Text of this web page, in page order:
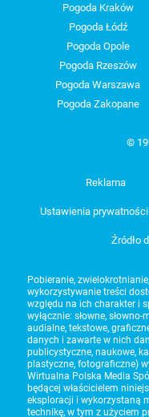
Pogoda Kraków
Pogoda Łódź
Pogoda Opole
Pogoda Rzeszów
Pogoda Warszawa
Pogoda Zakopane
©
Reklama
Ustawienia prywatności
Źródło
Pobieranie,
wykorzystywanie treści
względu na ich charakter i
wyłącznie: słowne,
audialne, tekstowe,
danych i zawarte w nich
publicystyczne, naukowe,
plastyczne, fotograficzne)
Wirtualna Polska Media
będącej właścicielem
eksploracji i wykorzystaną
technikę, w tym z użyciem